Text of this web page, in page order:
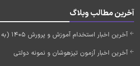
آخرین مطالب وبلاگ
آخرین اخبار استخدام آموزش و پرورش 1405 (به زودی)
آخرین اخبار آزمون تیزهوشان و نمونه دولتی